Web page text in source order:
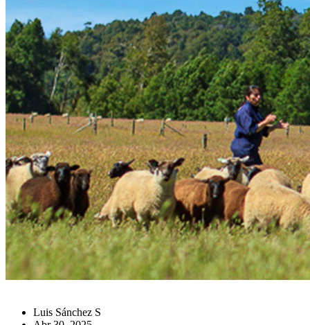
Luis Sánchez S